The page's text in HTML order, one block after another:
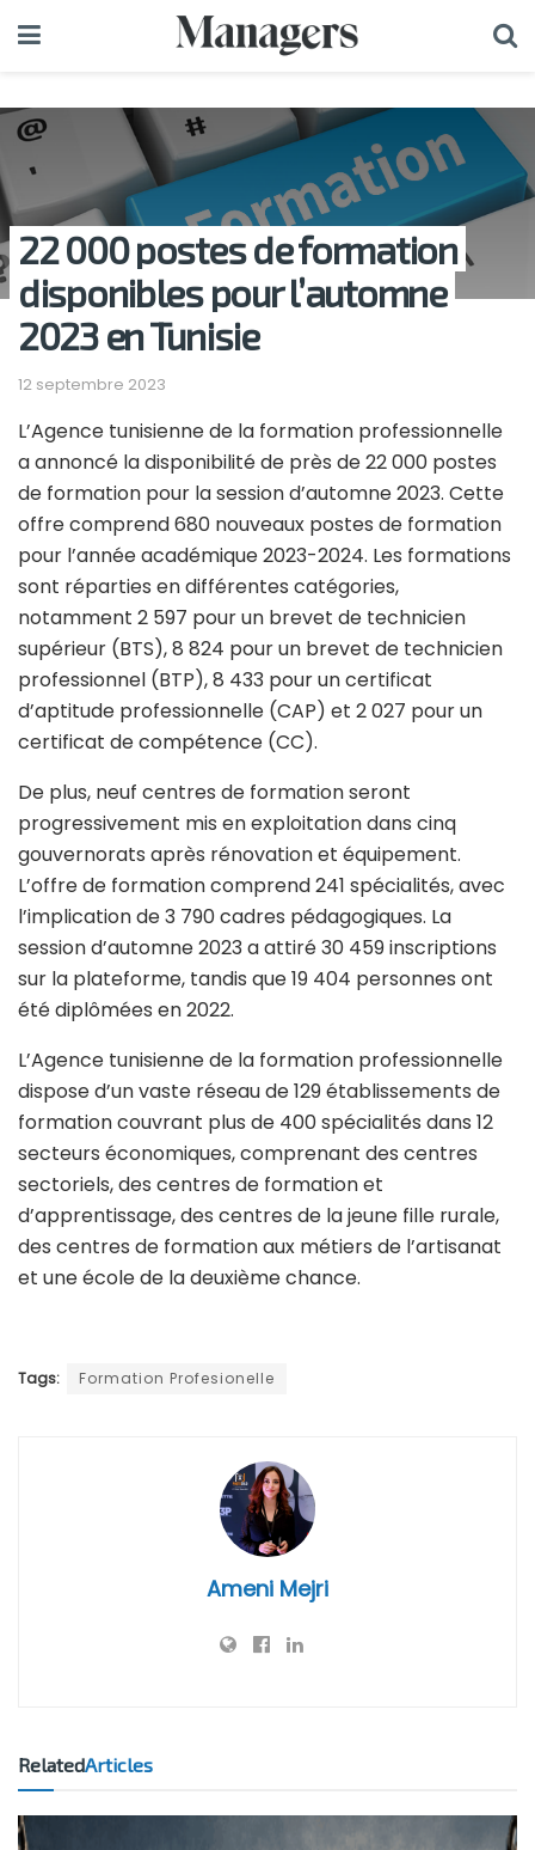
22 000 postes de formation
disponibles pour l’automne
2023 en Tunisie
12 septembre 2023
L’Agence tunisienne de la formation professionnelle
a annoncé la disponibilité de près de 22 000 postes
de formation pour la session d’automne 2023. Cette
offre comprend 680 nouveaux postes de formation
pour l’année académique 2023-2024. Les formations
sont réparties en différentes catégories,
notamment 2 597 pour un brevet de technicien
supérieur (BTS), 8 824 pour un brevet de technicien
professionnel (BTP), 8 433 pour un certificat
d’aptitude professionnelle (CAP) et 2 027 pour un
certificat de compétence (CC).
De plus, neuf centres de formation seront
progressivement mis en exploitation dans cinq
gouvernorats après rénovation et équipement.
L’offre de formation comprend 241 spécialités, avec
l’implication de 3 790 cadres pédagogiques. La
session d’automne 2023 a attiré 30 459 inscriptions
sur la plateforme, tandis que 19 404 personnes ont
été diplômées en 2022.
L’Agence tunisienne de la formation professionnelle
dispose d’un vaste réseau de 129 établissements de
formation couvrant plus de 400 spécialités dans 12
secteurs économiques, comprenant des centres
sectoriels, des centres de formation et
d’apprentissage, des centres de la jeune fille rurale,
des centres de formation aux métiers de l’artisanat
et une école de la deuxième chance.
Tags: Formation Profesionelle
Ameni Mejri
RelatedArticles